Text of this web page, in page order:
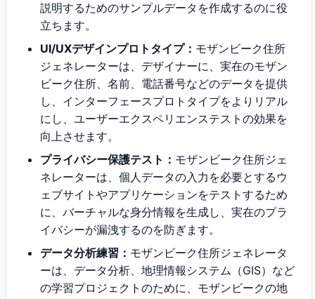
説明するためのサンプルデータを作成するのに役
立ちます。
UI/UXデザインプロトタイプ： モザンビーク住所
ジェネレーターは、デザイナーに、実在のモザン
ビーク住所、名前、電話番号などのデータを提供
し、インターフェースプロトタイプをよりリアル
にし、ユーザーエクスペリエンステストの効果を
向上させます。
プライバシー保護テスト： モザンビーク住所ジェ
ネレーターは、個人データの入力を必要とするウ
ェブサイトやアプリケーションをテストするため
に、バーチャルな身分情報を生成し、実在のプラ
イバシーが漏洩するのを防ぎます。
データ分析練習： モザンビーク住所ジェネレータ
ーは、データ分析、地理情報システム（GIS）など
の学習プロジェクトのために、モザンビークの地